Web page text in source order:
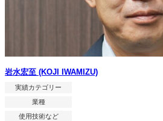
岩水宏至 (KOJI IWAMIZU)
実績カテゴリー
業種
使用技術など